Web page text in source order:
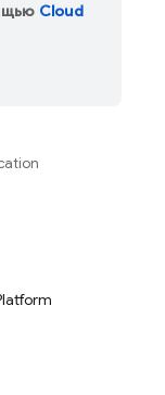
Cloud